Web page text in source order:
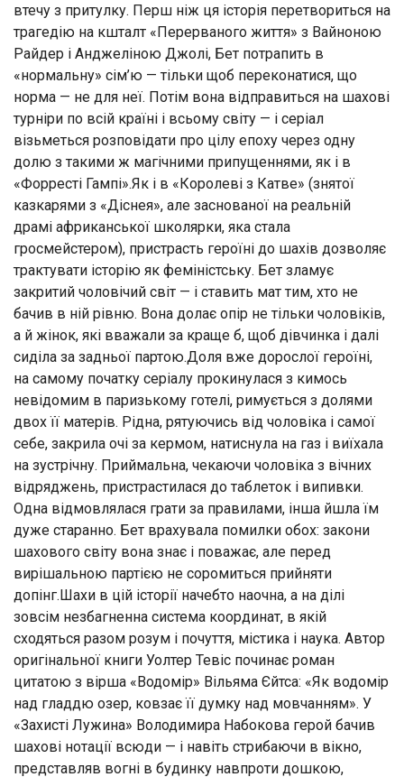
втечу з притулку. Перш ніж ця історія перетвориться на
трагедію на кшталт «Перерваного життя» з Вайноною
Райдер і Анджеліною Джолі, Бет потрапить в
«нормальну» сім’ю — тільки щоб переконатися, що
норма — не для неї. Потім вона відправиться на шахові
турніри по всій країні і всьому світу — і серіал
візьметься розповідати про цілу епоху через одну
долю з такими ж магічними припущеннями, як і в
«Форресті Гампі».Як і в «Королеві з Катве» (знятої
казкарями з «Діснея», але заснованої на реальній
драмі африканської школярки, яка стала
гросмейстером), пристрасть героїні до шахів дозволяє
трактувати історію як феміністську. Бет зламує
закритий чоловічий світ — і ставить мат тим, хто не
бачив в ній рівню. Вона долає опір не тільки чоловіків,
а й жінок, які вважали за краще б, щоб дівчинка і далі
сиділа за задньої партою.Доля вже дорослої героїні,
на самому початку серіалу прокинулася з кимось
невідомим в паризькому готелі, римується з долями
двох її матерів. Рідна, рятуючись від чоловіка і самої
себе, закрила очі за кермом, натиснула на газ і виїхала
на зустрічну. Приймальна, чекаючи чоловіка з вічних
відряджень, пристрастилася до таблеток і випивки.
Одна відмовлялася грати за правилами, інша йшла їм
дуже старанно. Бет врахувала помилки обох: закони
шахового світу вона знає і поважає, але перед
вирішальною партією не соромиться прийняти
допінг.Шахи в цій історії начебто наочна, а на ділі
зовсім незбагненна система координат, в якій
сходяться разом розум і почуття, містика і наука. Автор
оригінальної книги Уолтер Тевіс починає роман
цитатою з вірша «Водомір» Вільяма Єйтса: «Як водомір
над гладдю озер, ковзає її думку над мовчанням». У
«Захисті Лужина» Володимира Набокова герой бачив
шахові нотації всюди — і навіть стрибаючи в вікно,
представляв вогні в будинку навпроти дошкою,